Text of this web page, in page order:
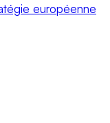
européenne